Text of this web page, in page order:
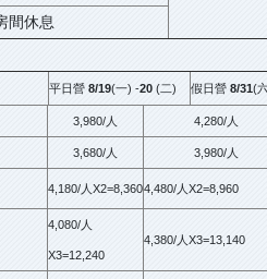
間休息
平日營 8/19(一) -20 (二) 假日營 8/31(
3,980/人 4,280/人
3,680/人 3,980/人
4,180/人X2=8,3604,480/人X2=8,960
4,080/人
X3=12,240
4,380/人X3=13,140